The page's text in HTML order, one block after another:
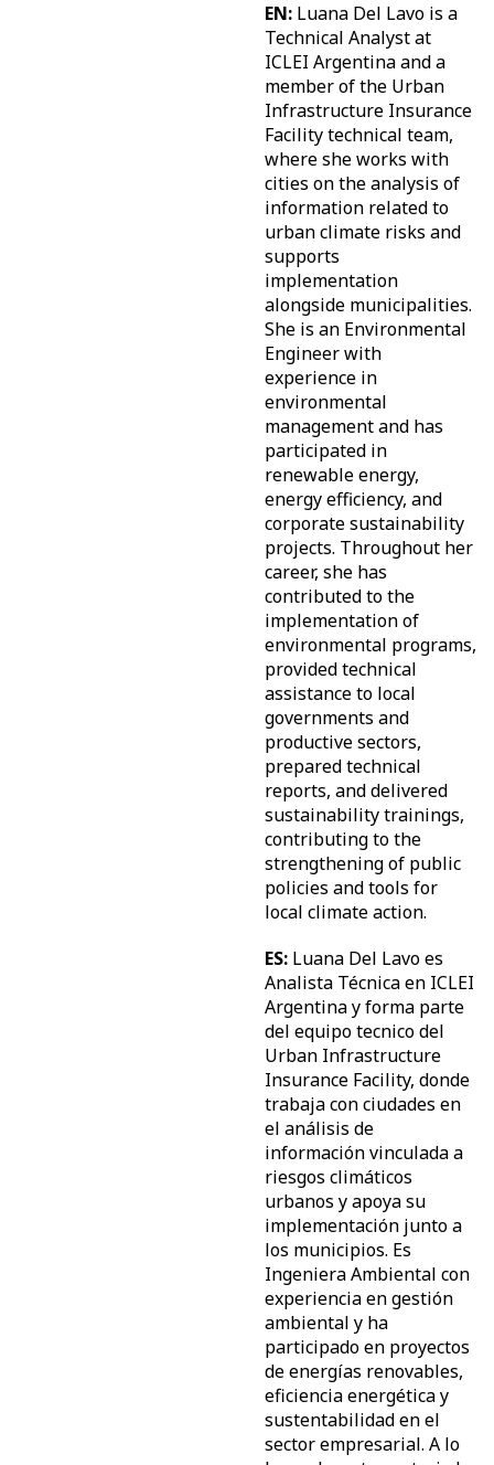
EN: Luana Del Lavo is a
Technical Analyst at
ICLEI Argentina and a
member of the Urban
Infrastructure Insurance
Facility technical team,
where she works with
cities on the analysis of
information related to
urban climate risks and
supports
implementation
alongside municipalities.
She is an Environmental
Engineer with
experience in
environmental
management and has
participated in
renewable energy,
energy efficiency, and
corporate sustainability
projects. Throughout her
career, she has
contributed to the
implementation of
environmental programs,
provided technical
assistance to local
governments and
productive sectors,
prepared technical
reports, and delivered
sustainability trainings,
contributing to the
strengthening of public
policies and tools for
local climate action.
ES: Luana Del Lavo es
Analista Técnica en ICLEI
Argentina y forma parte
del equipo tecnico del
Urban Infrastructure
Insurance Facility, donde
trabaja con ciudades en
el análisis de
información vinculada a
riesgos climáticos
urbanos y apoya su
implementación junto a
los municipios. Es
Ingeniera Ambiental con
experiencia en gestión
ambiental y ha
participado en proyectos
de energías renovables,
eficiencia energética y
sustentabilidad en el
sector empresarial. A lo